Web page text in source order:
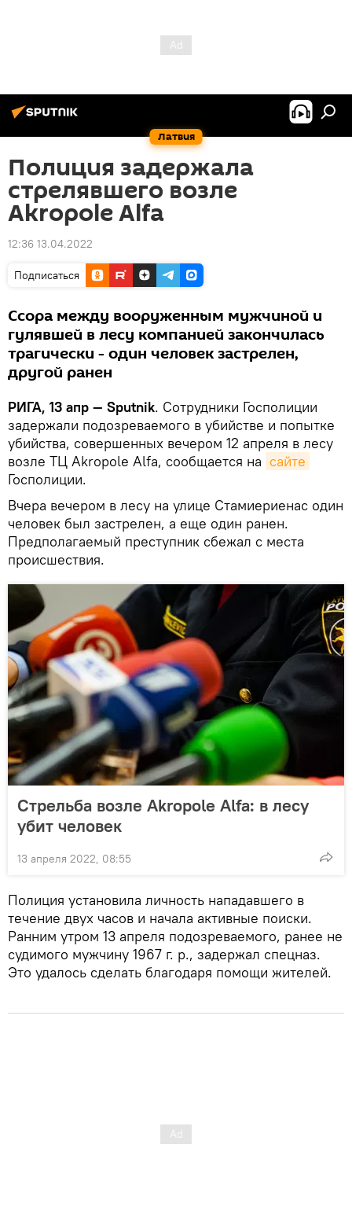
Латвия
Полиция задержала
стрелявшего возле
Akropole Alfa
12:36 13.04.2022
Подписаться
Ссора между вооруженным мужчиной и
гулявшей в лесу компанией закончилась
трагически - один человек застрелен,
другой ранен
РИГА, 13 апр — Sputnik. Сотрудники Госполиции
задержали подозреваемого в убийстве и попытке
убийства, совершенных вечером 12 апреля в лесу
возле ТЦ Akropole Alfa, сообщается на сайте
Госполиции.
Вчера вечером в лесу на улице Стамиериенас один
человек был застрелен, а еще один ранен.
Предполагаемый преступник сбежал с места
происшествия.
Стрельба возле Akropole Alfa: в лесу
убит человек
13 апреля 2022, 08:55
Полиция установила личность нападавшего в
течение двух часов и начала активные поиски.
Ранним утром 13 апреля подозреваемого, ранее не
судимого мужчину 1967 г. р., задержал спецназ.
Это удалось сделать благодаря помощи жителей.